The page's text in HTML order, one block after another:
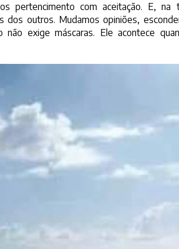
pertencimento com aceitação. E,
dos outros. Mudamos opiniões,
não exige máscaras. Ele acontece